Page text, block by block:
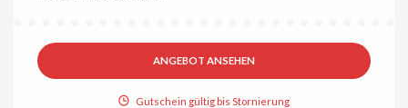
ANGEBOT ANSEHEN
Gutschein gültig bis Stornierung